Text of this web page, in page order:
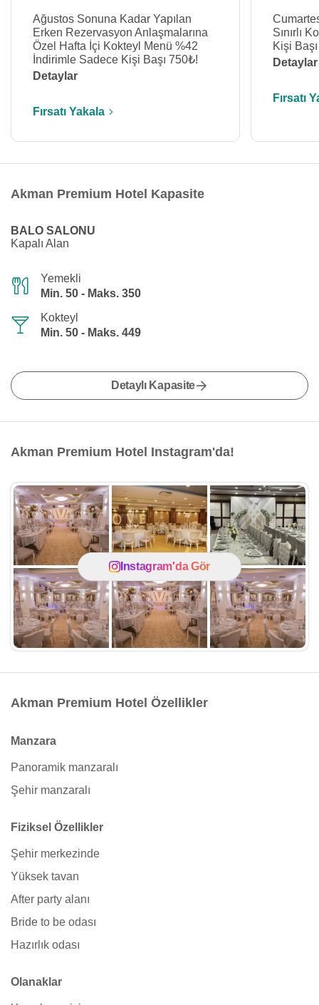
Ağustos Sonuna Kadar Yapılan
Erken Rezervasyon Anlaşmalarına
Özel Hafta İçi Kokteyl Menü %42
İndirimle Sadece Kişi Başı 750₺!
Detaylar
Fırsatı Yakala
Sınırlı
Kişi
Detaylar
Fırsatı
Akman Premium Hotel Kapasite
BALO SALONU
Kapalı Alan
Yemekli
Min. 50 - Maks. 350
Kokteyl
Min. 50 - Maks. 449
Detaylı Kapasite
Akman Premium Hotel Instagram'da!
Instagram'da Gör
Akman Premium Hotel Özellikler
Manzara
Panoramik manzaralı
Şehir manzaralı
Fiziksel Özellikler
Şehir merkezinde
Yüksek tavan
After party alanı
Bride to be odası
Hazırlık odası
Olanaklar